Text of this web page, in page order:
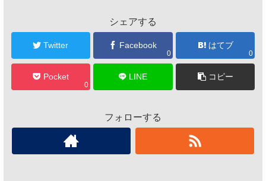
シェアする
Twitter Facebook
0
はてブ
0
Pocket
0
LINE コピー
フォローする